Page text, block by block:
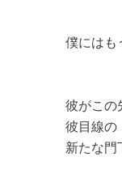
僕にはも
彼がこの
彼目線の
新たな門